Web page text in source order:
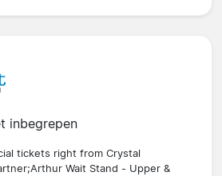
inbegrepen
tickets right from Crystal
Wait Stand - Upper &